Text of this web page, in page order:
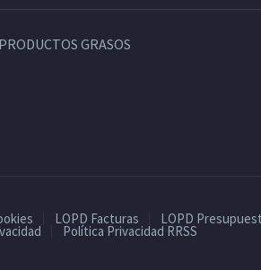
GRASOS
LOPD Facturas LOPD
Política Privacidad RRSS